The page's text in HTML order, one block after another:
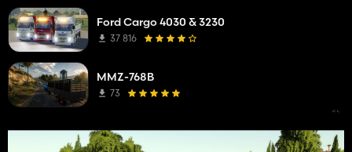
Ford Cargo 4030 & 3230
37 816
MMZ-768B
73